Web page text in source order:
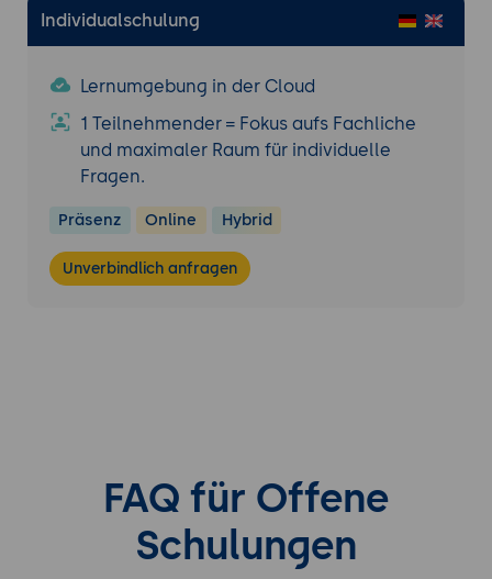
Individualschulung
Lernumgebung in der Cloud
1 Teilnehmender = Fokus aufs Fachliche
und maximaler Raum für individuelle
Fragen.
Präsenz Online Hybrid
Unverbindlich anfragen
FAQ für Offene
Schulungen